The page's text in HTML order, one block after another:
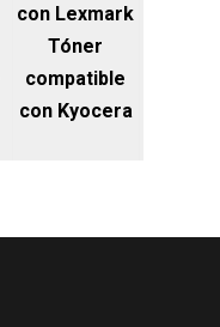
con Lexmark
Tóner
compatible
con Kyocera